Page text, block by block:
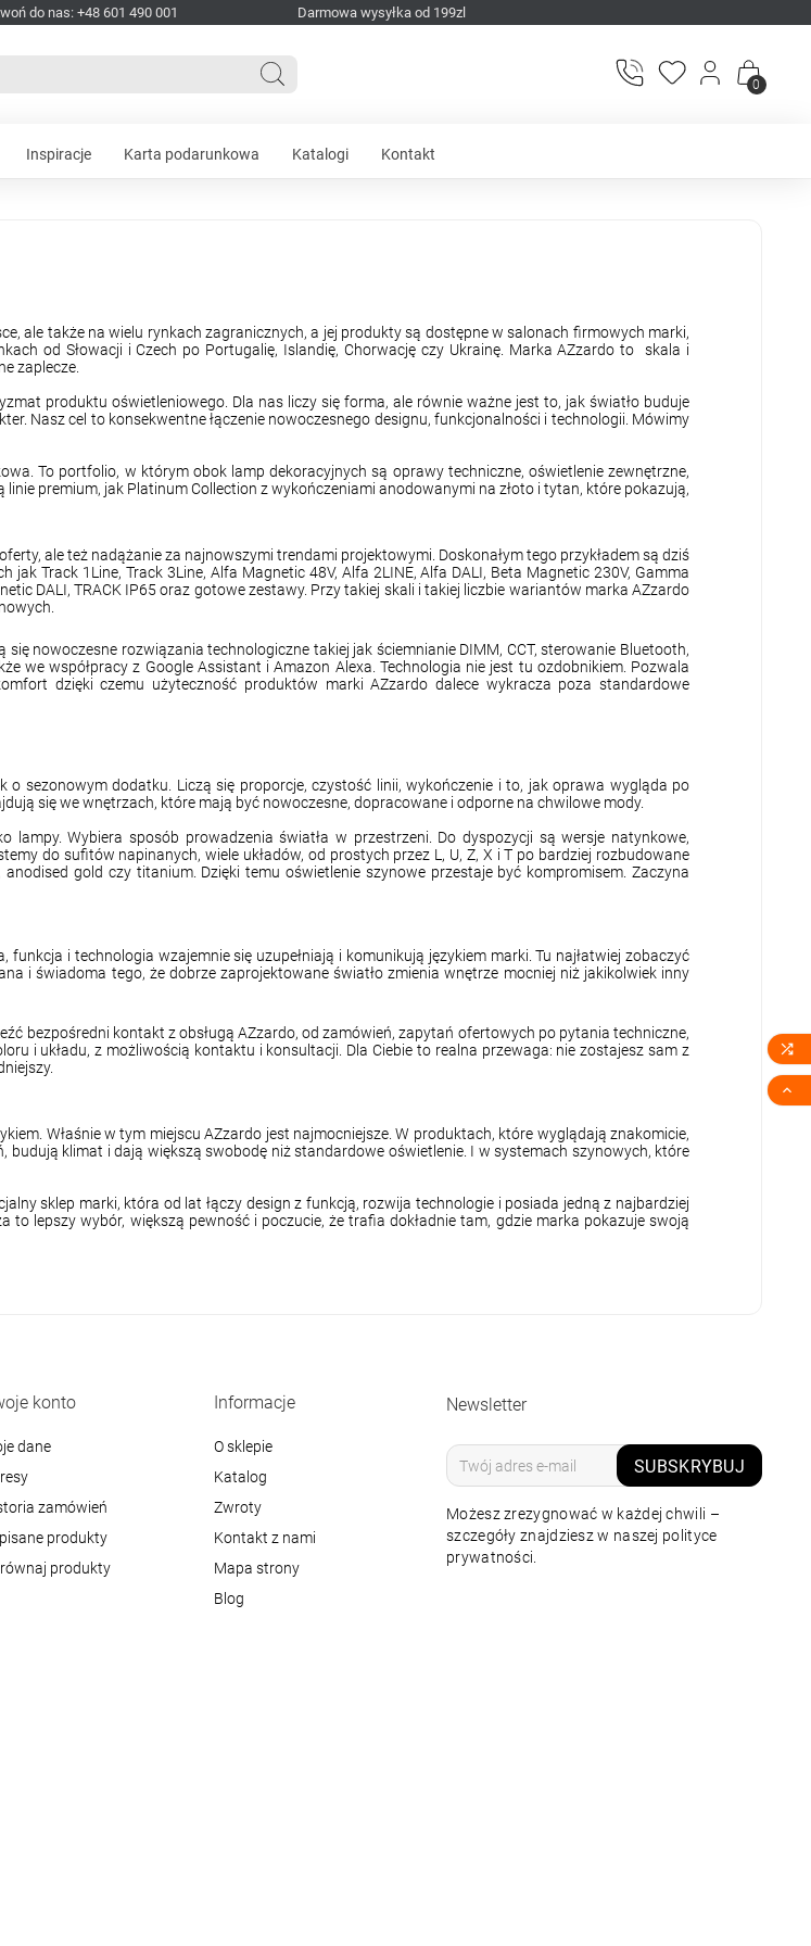
do nas: +48 601 490 001 Darmowa wysyłka od 199zl
0
Inspiracje Karta podarunkowa Katalogi Kontakt
ale także na wielu rynkach zagranicznych, a jej produkty są dostępne w salonach firmowych marki,
od Słowacji i Czech po Portugalię, Islandię, Chorwację czy Ukrainę. Marka AZzardo to skala i
zaplecze.
produktu oświetleniowego. Dla nas liczy się forma, ale równie ważne jest to, jak światło buduje
Nasz cel to konsekwentne łączenie nowoczesnego designu, funkcjonalności i technologii. Mówimy
To portfolio, w którym obok lamp dekoracyjnych są oprawy techniczne, oświetlenie zewnętrzne,
premium, jak Platinum Collection z wykończeniami anodowanymi na złoto i tytan, które pokazują,
ale też nadążanie za najnowszymi trendami projektowymi. Doskonałym tego przykładem są dziś
Track 1Line, Track 3Line, Alfa Magnetic 48V, Alfa 2LINE, Alfa DALI, Beta Magnetic 230V, Gamma
DALI, TRACK IP65 oraz gotowe zestawy. Przy takiej skali i takiej liczbie wariantów marka AZzardo
nowoczesne rozwiązania technologiczne takiej jak ściemnianie DIMM, CCT, sterowanie Bluetooth,
we współpracy z Google Assistant i Amazon Alexa. Technologia nie jest tu ozdobnikiem. Pozwala
dzięki czemu użyteczność produktów marki AZzardo dalece wykracza poza standardowe
sezonowym dodatku. Liczą się proporcje, czystość linii, wykończenie i to, jak oprawa wygląda po
się we wnętrzach, które mają być nowoczesne, dopracowane i odporne na chwilowe mody.
Wybiera sposób prowadzenia światła w przestrzeni. Do dyspozycji są wersje natynkowe,
do sufitów napinanych, wiele układów, od prostych przez L, U, Z, X i T po bardziej rozbudowane
gold czy titanium. Dzięki temu oświetlenie szynowe przestaje być kompromisem. Zaczyna
i technologia wzajemnie się uzupełniają i komunikują językiem marki. Tu najłatwiej zobaczyć
i świadoma tego, że dobrze zaprojektowane światło zmienia wnętrze mocniej niż jakikolwiek inny
bezpośredni kontakt z obsługą AZzardo, od zamówień, zapytań ofertowych po pytania techniczne,
i układu, z możliwością kontaktu i konsultacji. Dla Ciebie to realna przewaga: nie zostajesz sam z
Właśnie w tym miejscu AZzardo jest najmocniejsze. W produktach, które wyglądają znakomicie,
klimat i dają większą swobodę niż standardowe oświetlenie. I w systemach szynowych, które
sklep marki, która od lat łączy design z funkcją, rozwija technologie i posiada jedną z najbardziej
lepszy wybór, większą pewność i poczucie, że trafia dokładnie tam, gdzie marka pokazuje swoją
konto
dane
zamówień
produkty
produkty
Informacje
O sklepie
Katalog
Zwroty
Kontakt z nami
Mapa strony
Blog
Newsletter
SUBSKRYBUJ
Możesz zrezygnować w każdej chwili –
szczegóły znajdziesz w naszej polityce
prywatności.

